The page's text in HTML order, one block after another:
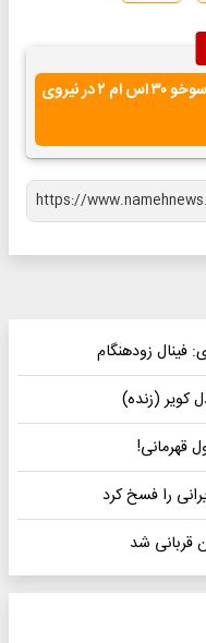
دوازده فروند جنگنده سوخو ۳۰ اس ام ۲ در نیروی
فینال زودهنگام
کویر (زنده)
قهرمانی!
را فسخ کرد
قربانی شد